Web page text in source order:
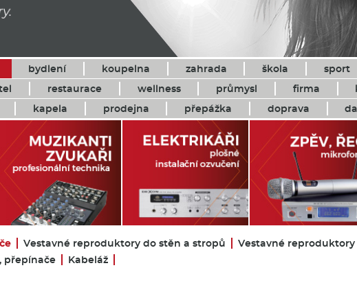
bydlení koupelna zahrada škola sport
restaurace wellness průmysl firma
kapela prodejna přepážka doprava
Vestavné reproduktory do stěn a stropů Vestavné
přepínače
Kabeláž